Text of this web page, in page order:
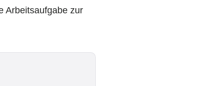
Arbeitsaufgabe zur